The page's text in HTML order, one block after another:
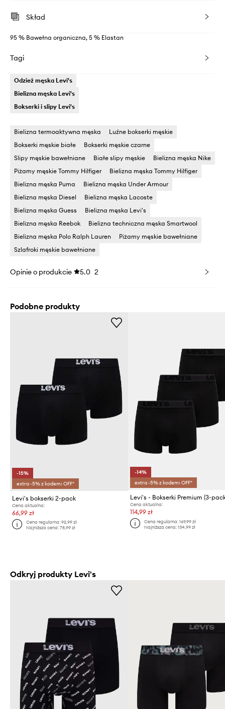
Skład
95 % Bawełna organiczna, 5 % Elastan
Tagi
Odzież męska Levi's
Bielizna męska Levi's
Bokserki i slipy Levi's
Bielizna termoaktywna męska
Luźne bokserki męskie
Bokserki męskie białe
Bokserki męskie czarne
Slipy męskie bawełniane
Białe slipy męskie
Bielizna męska Nike
Piżamy męskie Tommy Hilfiger
Bielizna męska Tommy Hilfiger
Bielizna męska Puma
Bielizna męska Under Armour
Bielizna męska Diesel
Bielizna męska Lacoste
Bielizna męska Guess
Bielizna męska Levi's
Bielizna męska Reebok
Bielizna techniczna męska Smartwool
Bielizna męska Polo Ralph Lauren
Piżamy męskie bawełniane
Szlafroki męskie bawełniane
Opinie o produkcie 5.0 2
Podobne produkty
-15%
extra -5% z kodem: OFF*
Levi's bokserki 2-pack
Cena aktualna:
66,99 zł
Cena regularna:92,99 zł
Najniższa cena:78,99 zł
-14%
extra -5% z kodem: OFF*
Levi's - Bokserki Premium (3-
Cena aktualna:
114,99 zł
Cena regularna: 169,99 zł
Najniższa cena: 134,99 zł
Odkryj produkty Levi's